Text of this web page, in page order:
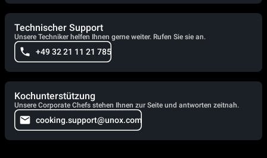
Technischer Support
Unsere Techniker helfen Ihnen gerne weiter. Rufen Sie sie an.
+49 32 21 11 21 785
Kochunterstützung
Unsere Corporate Chefs stehen Ihnen zur Seite und antworten zeitnah.
cooking.support@unox.com